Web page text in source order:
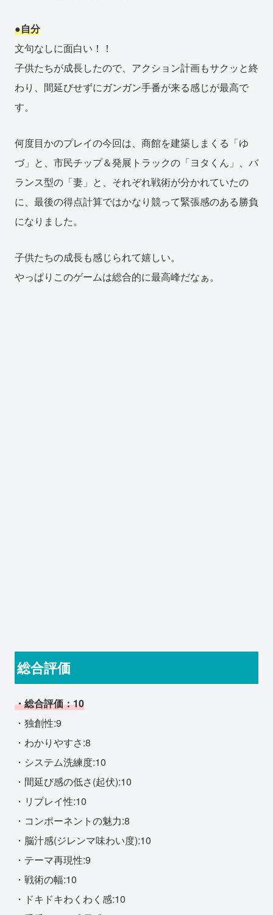
●自分
文句なしに面白い！！
子供たちが成長したので、アクション計画もサクッと終
わり、間延びせずにガンガン手番が来る感じが最高で
す。
何度目かのプレイの今回は、商館を建築しまくる「ゆ
づ」と、市民チップ＆発展トラックの「ヨタくん」、バ
ランス型の「妻」と、それぞれ戦術が分かれていたの
に、最後の得点計算ではかなり競って緊張感のある勝負
になりました。
子供たちの成長も感じられて嬉しい。
やっぱりこのゲームは総合的に最高峰だなぁ。
総合評価
・総合評価：10
・独創性:9
・わかりやすさ:8
・システム洗練度:10
・間延び感の低さ(起伏):10
・リプレイ性:10
・コンポーネントの魅力:8
・脳汁感(ジレンマ味わい度):10
・テーマ再現性:9
・戦術の幅:10
・ドキドキわくわく感:10